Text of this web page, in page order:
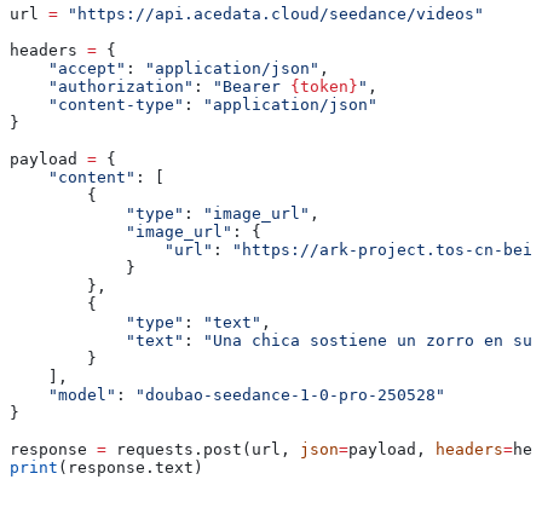
url = "https://api.acedata.cloud/seedance/videos"
headers = {
    "accept"
: "application/json" ,
    "authorization"
: "Bearer {token} " ,
    "content-type"
:
"application/json"
}
payload = {
    "content"
: [
        {
            "type"
: "image_url" ,
            "image_url"
: {
                "url"
:
"https://ark-project.tos-cn-
            }
        },
        {
            "type"
: "text" ,
            "text"
:
"Una chica sostiene un zorro en
        }
    ],
    "model"
:
"doubao-seedance-1-0-pro-250528"
}
response = requests.post(url, json=payload, headers=
print (response.text)